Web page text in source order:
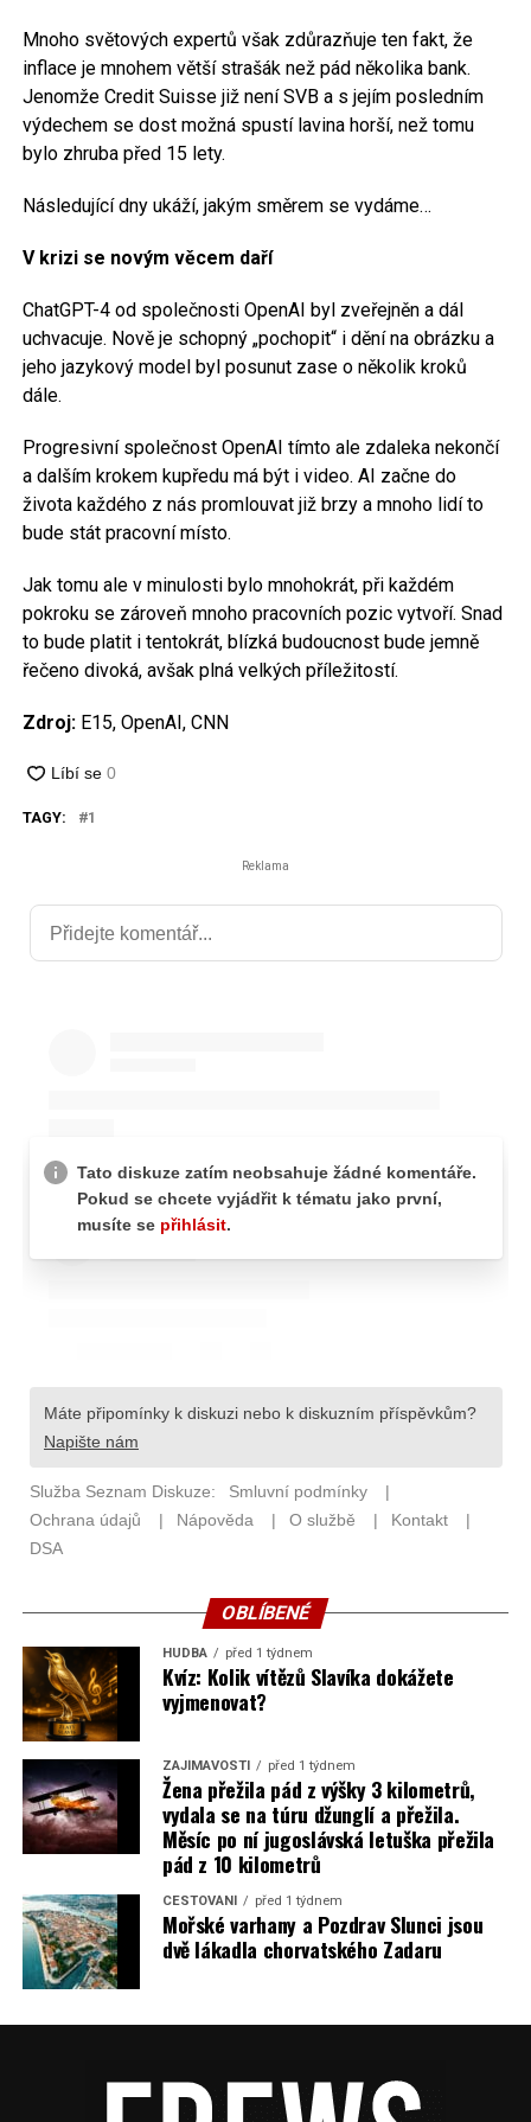
Mnoho světových expertů však zdůrazňuje ten fakt, že
inflace je mnohem větší strašák než pád několika bank.
Jenomže Credit Suisse již není SVB a s jejím posledním
výdechem se dost možná spustí lavina horší, než tomu
bylo zhruba před 15 lety.
Následující dny ukáží, jakým směrem se vydáme…
V krizi se novým věcem daří
ChatGPT-4 od společnosti OpenAI byl zveřejněn a dál
uchvacuje. Nově je schopný „pochopit“ i dění na obrázku a
jeho jazykový model byl posunut zase o několik kroků
dále.
Progresivní společnost OpenAI tímto ale zdaleka nekončí
a dalším krokem kupředu má být i video. AI začne do
života každého z nás promlouvat již brzy a mnoho lidí to
bude stát pracovní místo.
Jak tomu ale v minulosti bylo mnohokrát, při každém
pokroku se zároveň mnoho pracovních pozic vytvoří. Snad
to bude platit i tentokrát, blízká budoucnost bude jemně
řečeno divoká, avšak plná velkých příležitostí.
Zdroj: E15, OpenAI, CNN
TAGY: 1
Reklama
OBLÍBENÉ
HUDBA před 1 týdnem
Kvíz: Kolik vítězů Slavíka dokážete
vyjmenovat?
ZAJÍMAVOSTI před 1 týdnem
Žena přežila pád z výšky 3 kilometrů,
vydala se na túru džunglí a přežila.
Měsíc po ní jugoslávská letuška přežila
pád z 10 kilometrů
CESTOVÁNÍ před 1 týdnem
Mořské varhany a Pozdrav Slunci jsou
dvě lákadla chorvatského Zadaru